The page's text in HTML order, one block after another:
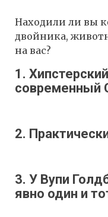
Находили ли вы
двойника,
на вас?
1.
современный
2.
3. У Вупи
явно один и